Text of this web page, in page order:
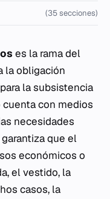
(35 secciones)
es la rama del
la obligación
la subsistencia
cuenta con medios
necesidades
que el
económicos o
el vestido, la
casos, la